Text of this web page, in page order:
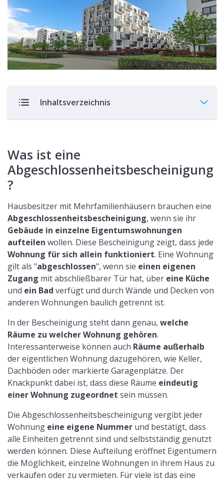
Inhaltsverzeichnis
Was ist eine
Abgeschlossenheitsbescheinigung
?
Hausbesitzer mit Mehrfamilienhäusern brauchen eine
Abgeschlossenheitsbescheinigung, wenn sie ihr
Gebäude in einzelne Eigentumswohnungen
aufteilen wollen. Diese Bescheinigung zeigt, dass jede
Wohnung für sich allein funktioniert. Eine Wohnung
gilt als "abgeschlossen", wenn sie einen eigenen
Zugang mit abschließbarer Tür hat, über eine Küche
und ein Bad verfügt und durch Wände und Decken von
anderen Wohnungen baulich getrennt ist.
In der Bescheinigung steht dann genau, welche
Räume zu welcher Wohnung gehören.
Interessanterweise können auch Räume außerhalb
der eigentlichen Wohnung dazugehören, wie Keller,
Dachböden oder markierte Garagenplätze. Der
Knackpunkt dabei ist, dass diese Räume eindeutig
einer Wohnung zugeordnet sein müssen.
Die Abgeschlossenheitsbescheinigung vergibt jeder
Wohnung eine eigene Nummer und bestätigt, dass
alle Einheiten getrennt sind und selbstständig genutzt
werden können. Diese Aufteilung eröffnet Eigentümern
die Möglichkeit, einzelne Wohnungen in ihrem Haus zu
verkaufen oder zu vermieten. Für viele ist das eine